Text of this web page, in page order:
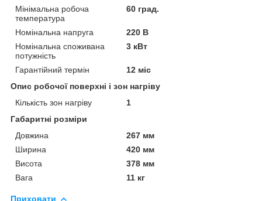
Мінімальна робоча
температура
60 град.
Номінальна напруга
220 В
Номінальна споживана
потужність
3 кВт
Гарантійний термін
12 міс
Опис робочої поверхні і зон нагріву
Кількість зон нагріву
1
Габаритні розміри
Довжина
267 мм
Ширина
420 мм
Висота
378 мм
Вага
11 кг
Приховати